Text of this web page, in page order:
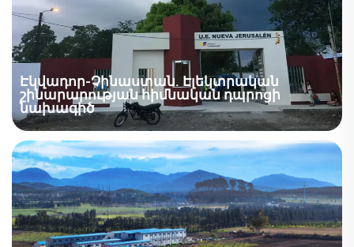
դասերի վերսկսումից հետո Պինգգու շրջանի...
Էկվադոր-Չինաստան. Էլեկտրական
շինարարության հիմնական դպրոցի
նախագիծ
Հարմարեցված նախապատրաստված դպրոցական
շենքեր կրթության համար | Դասասենյակներ,
Նախապատրաստված դպրոցական շենքեր
կրթության համար, Նախապատրաստված
դասասենյակներ և դպրոցներ Էկվադորում,